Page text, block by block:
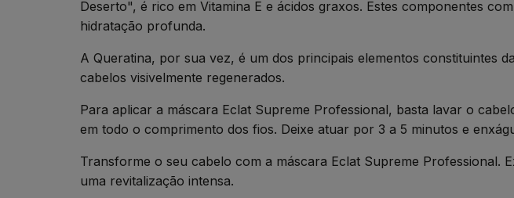
Deserto", é rico em Vitamina E e ácidos graxos. Estes componentes
hidratação profunda.
A Queratina, por sua vez, é um dos principais elementos constituintes
cabelos visivelmente regenerados.
Para aplicar a máscara Eclat Supreme Professional, basta lavar o
em todo o comprimento dos fios. Deixe atuar por 3 a 5 minutos e
Transforme o seu cabelo com a máscara Eclat Supreme Professional.
uma revitalização intensa.